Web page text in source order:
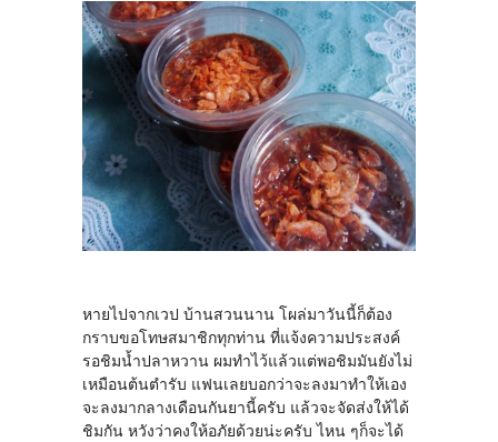
หายไปจากเวป บ้านสวนนาน โผล่มาวันนี้ก็ต้อง
กราบขอโทษสมาชิกทุกท่าน ที่แจ้งความประสงค์
รอชิมน้ำปลาหวาน ผมทำไว้แล้วแต่พอชิมมันยังไม่
เหมือนต้นตำรับ แฟนเลยบอกว่าจะลงมาทำให้เอง
จะลงมากลางเดือนกันยานี้ครับ แล้วจะจัดส่งให้ได้
ชิมกัน หวังว่าคงให้อภัยด้วยน่ะครับ ไหน ๆก็จะได้